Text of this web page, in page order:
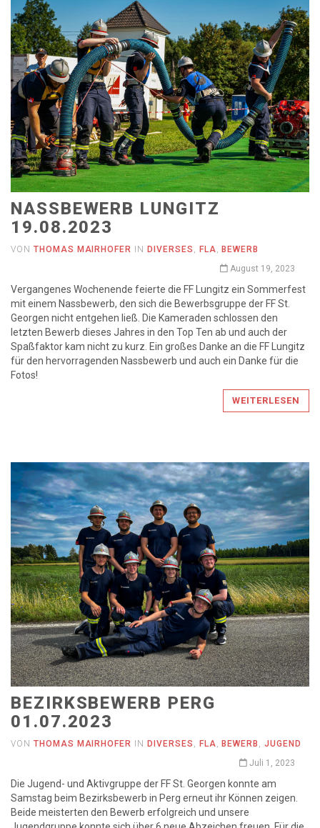
NASSBEWERB LUNGITZ
19.08.2023
VON THOMAS MAIRHOFER IN DIVERSES , FLA, BEWERB
August 19, 2023
Vergangenes Wochenende feierte die FF Lungitz ein Sommerfest
mit einem Nassbewerb, den sich die Bewerbsgruppe der FF St.
Georgen nicht entgehen ließ. Die Kameraden schlossen den
letzten Bewerb dieses Jahres in den Top Ten ab und auch der
Spaßfaktor kam nicht zu kurz. Ein großes Danke an die FF Lungitz
für den hervorragenden Nassbewerb und auch ein Danke für die
Fotos!
WEITERLESEN
BEZIRKSBEWERB PERG
01.07.2023
VON THOMAS MAIRHOFER INDIVERSES FLA ,BEWERB ,JUGEND
Juli 1, 2023
Die Jugend- und Aktivgruppe der FF St. Georgen konnte am
Samstag beim Bezirksbewerb in Perg erneut ihr Können zeigen.
Beide meisterten den Bewerb erfolgreich und unsere